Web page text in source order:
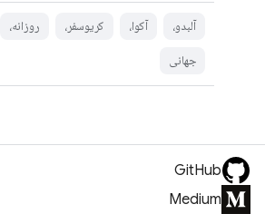
آلبدو، آکوا، کریوسفر، روزانه،
جهانی
GitHub
Medium